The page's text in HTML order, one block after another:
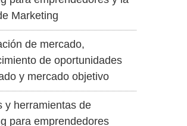
Marketing
de mercado,
de oportunidades
y mercado objetivo
y herramientas de
para emprendedores